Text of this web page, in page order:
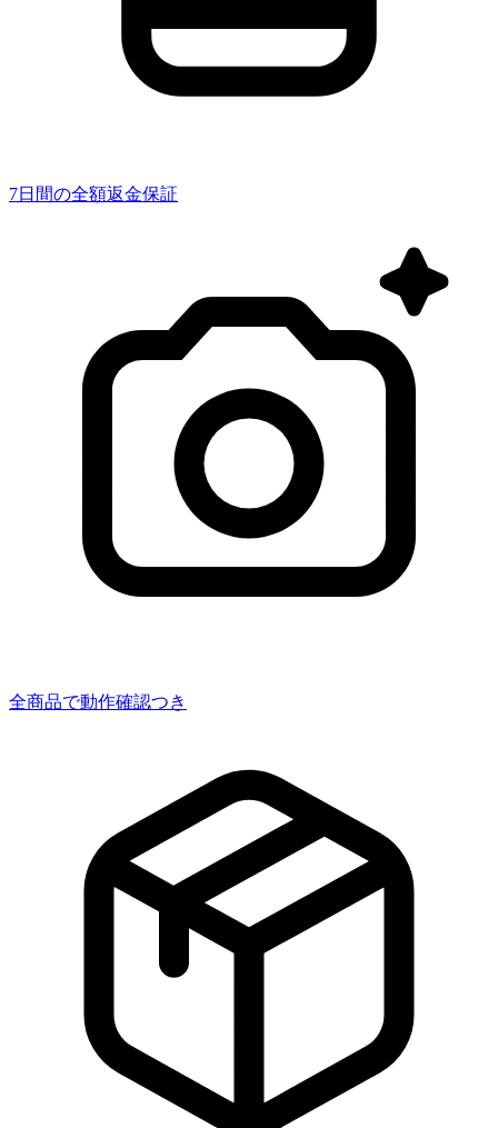
7日間の全額返金保証
全商品で動作確認つき